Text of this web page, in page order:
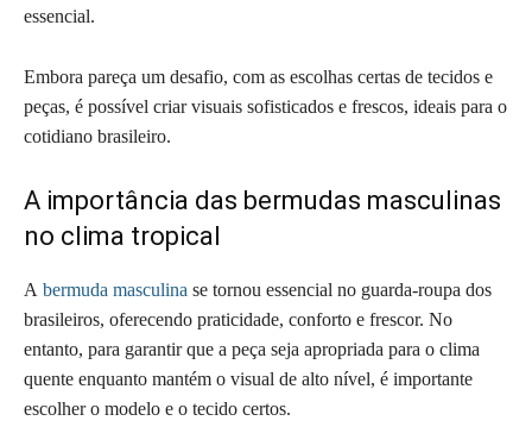
essencial.
Embora pareça um desafio, com as escolhas certas de tecidos e
peças, é possível criar visuais sofisticados e frescos, ideais para o
cotidiano brasileiro.
A importância das bermudas masculinas
no clima tropical
A bermuda masculina se tornou essencial no guarda-roupa dos
brasileiros, oferecendo praticidade, conforto e frescor. No
entanto, para garantir que a peça seja apropriada para o clima
quente enquanto mantém o visual de alto nível, é importante
escolher o modelo e o tecido certos.